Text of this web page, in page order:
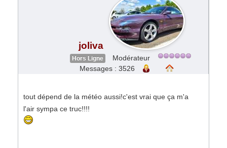
joliva
Hors Ligne
Modérateur
Messages : 3526
tout dépend de la météo aussi!c'est vrai que ça m'a
l'air sympa ce truc!!!!